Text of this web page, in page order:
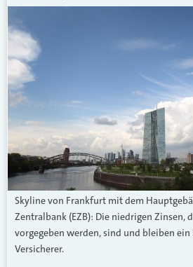
Skyline von Frankfurt mit dem
Zentralbank (EZB): Die niedrigen Zinsen,
vorgegeben werden, sind und bleiben
Versicherer.